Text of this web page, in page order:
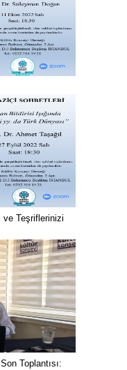
ve Teşriflerinizi
Toplantısı: